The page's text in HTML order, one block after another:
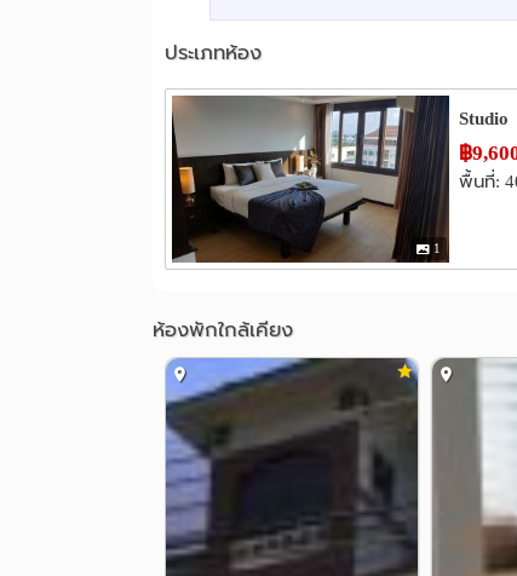
รพ.ประสาทเชียงใหม่
ศูนย์ศรีพัฒน์ 1.3 กม. รพ.ช้างเผือก
อื่นๆ
วันนิมมาน 0.2 กม. ถนนศิริมังคลาจารย์
แยกเจ็ดยอด 1.1 กม. ซอยทานตะวัน เ
ประเภทห้อง
1
Studio
฿
พื้นที่:
ห้องพักใกล้เคียง